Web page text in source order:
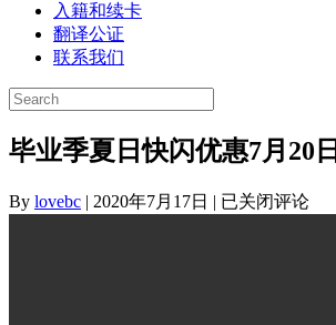
入籍和续卡
翻译公证
联系我们
毕业季夏日快闪优惠7月20日
By lovebc | 2020年7月17日 | 毕
已关闭评论